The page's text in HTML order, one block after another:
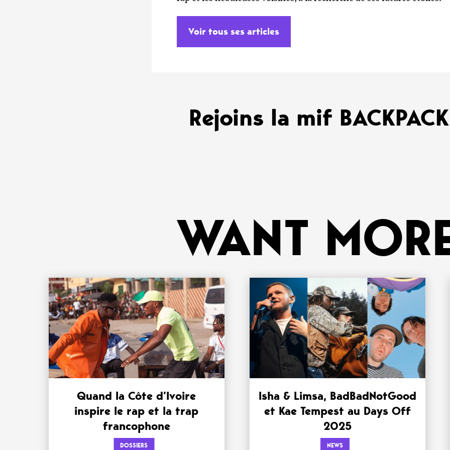
Voir tous ses articles
Rejoins la mif
WANT
Quand la Côte d’Ivoire
inspire le rap et la trap
francophone
DOSSIERS
Isha & Limsa, BadBadNotGood
et Kae Tempest au Days Off
2025
NEWS